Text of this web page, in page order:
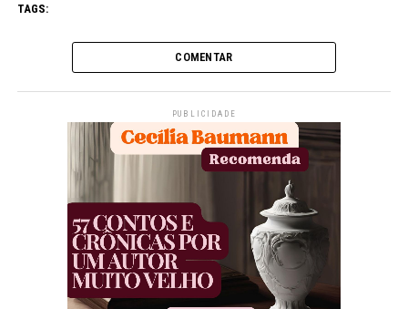
TAGS:
COMENTAR
PUBLICIDADE